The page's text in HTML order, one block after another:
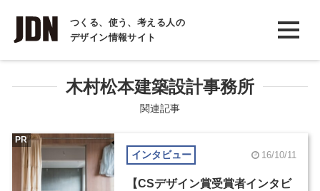
つくる、使う、考える人の
デザイン情報サイト
INTERVIEW
インタビュー
REPORT
COLUMN
コラム
木村松本建築設計事務所
関連記事
インタビュー 16/10/11
【CSデザイン賞受賞者インタビ
PR